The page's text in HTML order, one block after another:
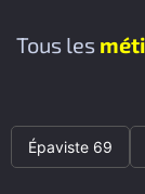
Tous les
Épaviste 69